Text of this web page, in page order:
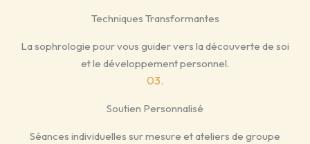
Techniques Transformantes
La sophrologie pour vous guider vers la découverte de soi
et le développement personnel.
03.
Soutien Personnalisé
Séances individuelles sur mesure et ateliers de groupe